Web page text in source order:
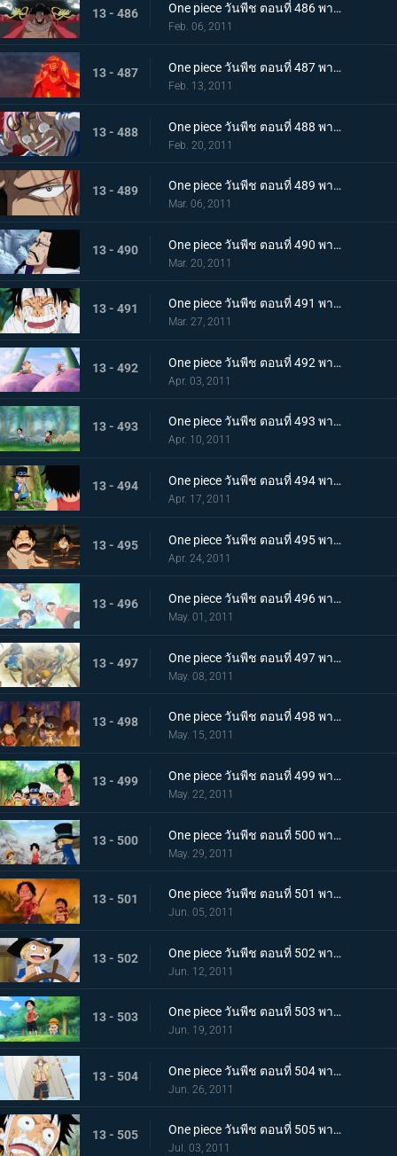
13 - 486 One piece วันพีช ตอนที่ 486 พากย์ไทย โชว์เริ่มเปิดม่าน! แผนร้ายของหนวดดำที่ถูกเปิดเผย!
Feb. 06, 2011
13 - 487 One piece วันพีช ตอนที่ 487 พากย์ไทย ทิฐิของอาคาอินุ! หมัดแม็กม่าที่พุ่งใส่ลูฟี่!
Feb. 13, 2011
13 - 488 One piece วันพีช ตอนที่ 488 พากย์ไทย เสียงร้องตะโกนสุดชีวิต! ชั่วขณะที่ความกล้าได้เปลี่ยนแปลงชะตากรรม!
Feb. 20, 2011
13 - 489 One piece วันพีช ตอนที่ 489 พากย์ไทย แซงคูสปรากฏตัว! จุดสิ้นสุดของมหาสงคราม
Mar. 06, 2011
13 - 490 One piece วันพีช ตอนที่ 490 พากย์ไทย เปิดศึกชิงอำนาจ! การเริ่มต้นของยุคสมัยใหม่!
Mar. 20, 2011
13 - 491 One piece วันพีช ตอนที่ 491 พากย์ไทย ขึ้นสู่เกาะสตรี ! ความจริงอันโหดร้ายที่โถมใส่ลูฟี่
Mar. 27, 2011
13 - 492 One piece วันพีช ตอนที่ 492 พากย์ไทย ตอนพิเศษ! ลูฟี่และโทริโกะ! เทียบท่า,เกาะนักชิม นักล่าอาหาร โทริโกะ ปรากฏตัว
Apr. 03, 2011
13 - 493 One piece วันพีช ตอนที่ 493 พากย์ไทย ลูฟี่กับเอส เรื่องราวการพบกันของพี่น้องทั้งสอง!
Apr. 10, 2011
13 - 494 One piece วันพีช ตอนที่ 494 พากย์ไทย ซาโบะปรากฏตัว! เด็กชายจากเกรย์ เทอร์มินอล
Apr. 17, 2011
13 - 495 One piece วันพีช ตอนที่ 495 พากย์ไทย ฉันจะไม่หนี! การช่วยเหลืออันแน่วแน่ของเอส
Apr. 24, 2011
13 - 496 One piece วันพีช ตอนที่ 496 พากย์ไทย สักวัน! จะออกทะเล จอกสาบานของสามตัวแสบ
May. 01, 2011
13 - 497 One piece วันพีช ตอนที่ 497 พากย์ไทย บอกลากลุ่มดาดัน! สร้างฐานลับเสร็จแล้ว
May. 08, 2011
13 - 498 One piece วันพีช ตอนที่ 498 พากย์ไทย ลูฟี่ขอเป็นศิษย์!? ชายผู้เคยต่อสู้กับราชาโจรสลัด!
May. 15, 2011
13 - 499 One piece วันพีช ตอนที่ 499 พากย์ไทย ตัดสินกับเสือยักษ์! ใครกันที่จะได้เป็นกัปตัน!
May. 22, 2011
13 - 500 One piece วันพีช ตอนที่ 500 พากย์ไทย อิสระที่ถูกชิงไป! กับดักของขุนนางที่บีบคั้นสามพี่น้อง
May. 29, 2011
13 - 501 One piece วันพีช ตอนที่ 501 พากย์ไทย ไฟที่ถูกจุดขึ้น! เกรย์!เทอมินอล ตกอยู่ในอันตราย
Jun. 05, 2011
13 - 502 One piece วันพีช ตอนที่ 502 พากย์ไทย อิสระอยู่แห่งหนใด!? การออกเรือที่แสนเศร้าของเด็กชาย
Jun. 12, 2011
13 - 503 One piece วันพีช ตอนที่ 503 พากย์ไทย ฝากดูแลด้วย! จดหมายที่พี่น้องทิ้งไว้!
Jun. 19, 2011
13 - 504 One piece วันพีช ตอนที่ 504 พากย์ไทย เพื่อบรรลุคำสัญญา ! การออกเดินทางของแต่ละคน!
Jun. 26, 2011
13 - 505 One piece วันพีช ตอนที่ 505 พากย์ไทย อยากเจอพรรคพวก! เสียงตะโกนทั้งน้ำตาของลูฟี่
Jul. 03, 2011